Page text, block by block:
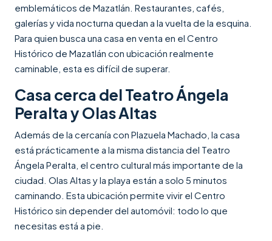
emblemáticos de Mazatlán. Restaurantes, cafés,
galerías y vida nocturna quedan a la vuelta de la esquina.
Para quien busca una casa en venta en el Centro
Histórico de Mazatlán con ubicación realmente
caminable, esta es difícil de superar.
Casa cerca del Teatro Ángela
Peralta y Olas Altas
Además de la cercanía con Plazuela Machado, la casa
está prácticamente a la misma distancia del Teatro
Ángela Peralta, el centro cultural más importante de la
ciudad. Olas Altas y la playa están a solo 5 minutos
caminando. Esta ubicación permite vivir el Centro
Histórico sin depender del automóvil: todo lo que
necesitas está a pie.